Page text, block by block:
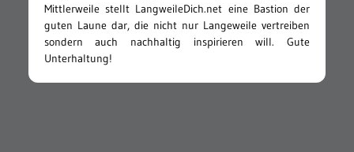
Mittlerweile stellt LangweileDich.net eine Bastion der
guten Laune dar, die nicht nur Langeweile vertreiben
sondern auch nachhaltig inspirieren will. Gute
Unterhaltung!